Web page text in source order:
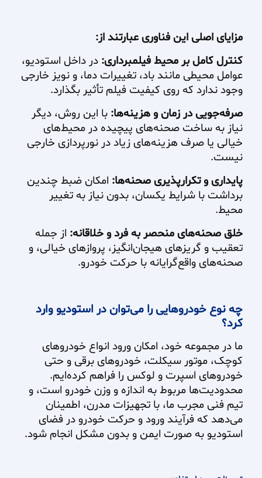
مزایای اصلی این فناوری عبارتند از:
کنترل کامل بر محیط فیلمبرداری: در داخل استودیو،
عوامل محیطی مانند باد، تغییرات دما، و نویز خارجی
وجود ندارد که روی کیفیت فیلم تأثیر بگذارد.
صرفه‌جویی در زمان و هزینه‌ها: با این روش، دیگر
نیاز به ساخت صحنه‌های پیچیده در محیط‌های
خیالی یا صرف هزینه‌های زیاد در نورپردازی خارجی
نیست.
پایداری و تکرارپذیری صحنه‌ها: امکان ضبط چندین
برداشت با شرایط یکسان، بدون نیاز به تغییر
محیط.
خلق صحنه‌های منحصر به فرد و خلاقانه: از جمله
تعقیب و گریزهای هیجان‌انگیز، پروازهای خیالی، و
صحنه‌های واقع‌گرایانه با حرکت خودرو.
چه نوع خودروهایی را می‌توان در استودیو وارد
کرد؟
ما در مجموعه‌ خود، امکان ورود انواع خودروهای
کوچک، موتور سیکلت، خودروهای برقی و حتی
خودروهای اسپرت و لوکس را فراهم کرده‌ایم.
محدودیت‌ها مربوط به اندازه و وزن خودرو است، و
تیم فنی مجرب ما، با تجهیزات مدرن، اطمینان
می‌دهد که فرآیند ورود و حرکت خودرو در فضای
استودیو به صورت ایمن و بدون مشکل انجام شود.